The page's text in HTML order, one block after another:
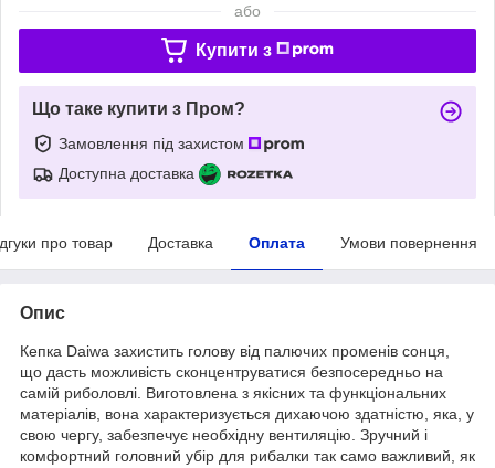
або
Купити з
Що таке купити з Пром?
Замовлення під захистом
Доступна доставка
про товар Доставка Оплата Умови повернення
Опис
Кепка Daiwa захистить голову від палючих променів сонця,
що дасть можливість сконцентруватися безпосередньо на
самій риболовлі. Виготовлена ​​з якісних та функціональних
матеріалів, вона характеризується дихаючою здатністю, яка, у
свою чергу, забезпечує необхідну вентиляцію. Зручний і
комфортний головний убір для рибалки так само важливий, як